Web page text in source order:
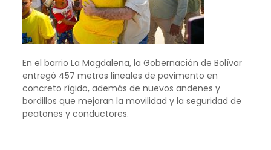
En el barrio La Magdalena, la Gobernación de Bolívar
entregó 457 metros lineales de pavimento en
concreto rígido, además de nuevos andenes y
bordillos que mejoran la movilidad y la seguridad de
peatones y conductores.